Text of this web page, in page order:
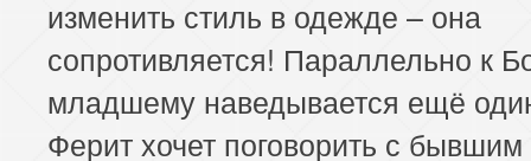
изменить стиль в одежде – она
сопротивляется! Параллельно к
младшему наведывается ещё
Ферит хочет поговорить с бывшим